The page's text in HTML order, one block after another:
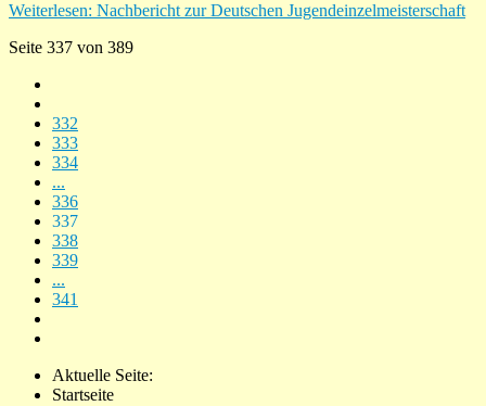
Weiterlesen: Nachbericht zur Deutschen Jugendeinzelmeisterschaft
Seite 337 von 389
332
333
334
...
336
337
338
339
...
341
Aktuelle Seite:
Startseite